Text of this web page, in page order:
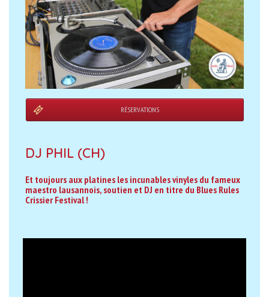
RÉSERVATIONS
DJ PHIL (CH)
Et toujours aux platines les incunables vinyles du fameux
maestro lausannois, soutien et DJ en titre du Blues Rules
Crissier Festival !